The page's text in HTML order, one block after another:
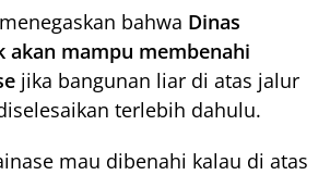
bahwa Dinas
akan mampu membenahi
jika bangunan liar di atas jalur
terlebih dahulu.
mau dibenahi kalau di atas